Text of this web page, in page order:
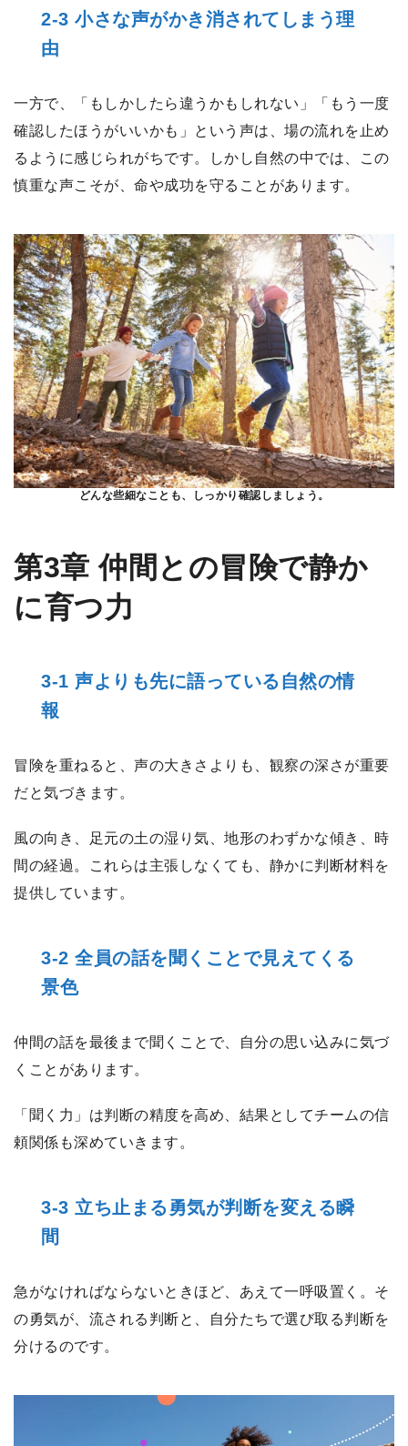
2-3 小さな声がかき消されてしまう理
由
一方で、「もしかしたら違うかもしれない」「もう一度
確認したほうがいいかも」という声は、場の流れを止め
るように感じられがちです。しかし自然の中では、この
慎重な声こそが、命や成功を守ることがあります。
どんな些細なことも、しっかり確認しましょう。
第3章 仲間との冒険で静か
に育つ力
3-1 声よりも先に語っている自然の情
報
冒険を重ねると、声の大きさよりも、観察の深さが重要
だと気づきます。
風の向き、足元の土の湿り気、地形のわずかな傾き、時
間の経過。これらは主張しなくても、静かに判断材料を
提供しています。
3-2 全員の話を聞くことで見えてくる
景色
仲間の話を最後まで聞くことで、自分の思い込みに気づ
くことがあります。
「聞く力」は判断の精度を高め、結果としてチームの信
頼関係も深めていきます。
3-3 立ち止まる勇気が判断を変える瞬
間
急がなければならないときほど、あえて一呼吸置く。そ
の勇気が、流される判断と、自分たちで選び取る判断を
分けるのです。